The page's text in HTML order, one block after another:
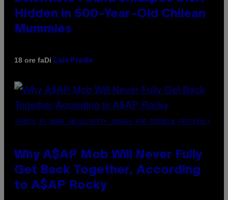
Hidden in 500-Year-Old Chilean
Mummies
18 ore faDi Luis Prada
(PHOTO BY NOAM GALAI/GETTY IMAGES FOR TRIBECA FESTIVAL)
Why A$AP Mob Will Never Fully
Get Back Together, According
to A$AP Rocky